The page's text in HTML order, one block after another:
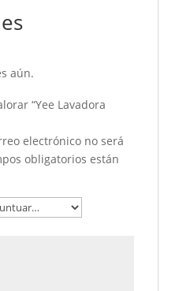
aún.
“Yee Lavadora
electrónico no será
obligatorios están